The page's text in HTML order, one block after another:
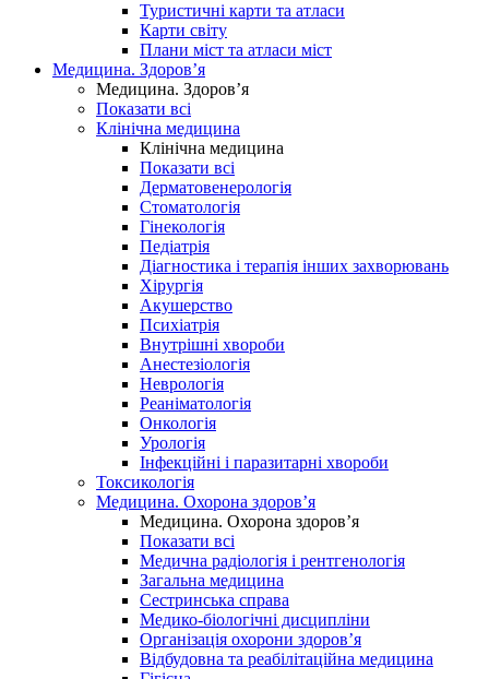
Туристичні карти та атласи
Карти світу
Плани міст та атласи міст
Медицина. Здоров’я
Медицина. Здоров’я
Показати всі
Клінічна медицина
Клінічна медицина
Показати всі
Дерматовенерологія
Стоматологія
Гінекологія
Педіатрія
Діагностика і терапія інших захворювань
Хірургія
Акушерство
Психіатрія
Внутрішні хвороби
Анестезіологія
Неврологія
Реаніматологія
Онкологія
Урологія
Інфекційні і паразитарні хвороби
Токсикологія
Медицина. Охорона здоров’я
Медицина. Охорона здоров’я
Показати всі
Медична радіологія і рентгенологія
Загальна медицина
Сестринська справа
Медико-біологічні дисципліни
Організація охорони здоров’я
Відбудовна та реабілітаційна медицина